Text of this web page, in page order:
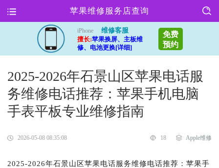
苹果维修服务店查询
iPhone
维修客服
擅长:苹果换屏、主板维
修、电池更换[详细]
免费
预约
2025-2026年石景山区苹果电话服
务维修电话推荐：苹果手机电脑
手表平板专业维修指南
2026-05-08 08:35:08 18 Apple维修
2025-2026年石景山区苹果电话服务维修电话推荐：苹果手